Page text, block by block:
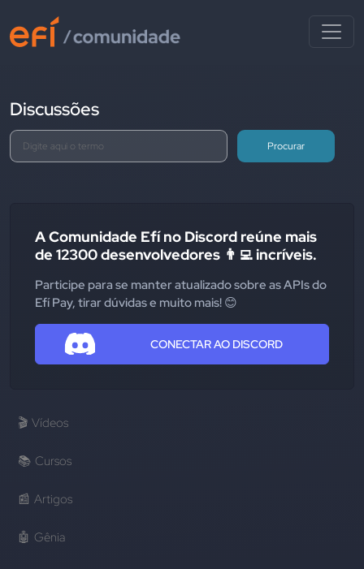
Discussões
Procurar
A Comunidade Efí no Discord reúne mais
de 12300 desenvolvedores 👨‍💻 incríveis.
Participe para se manter atualizado sobre as APIs do
Efí Pay, tirar dúvidas e muito mais! 😊
CONECTAR AO DISCORD
🎬 Vídeos
📚 Cursos
📰 Artigos
🤖 Gênia